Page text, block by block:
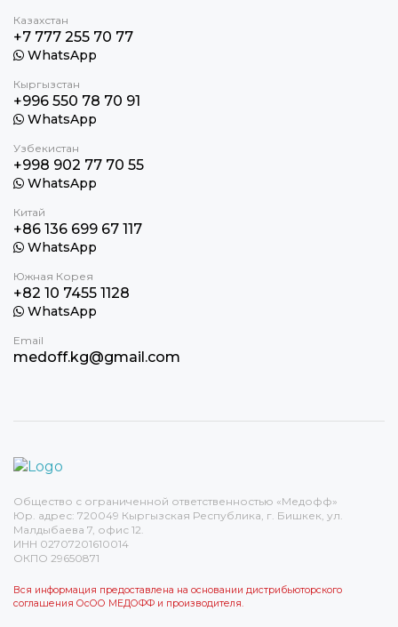
Казахстан
+7 777 255 70 77
WhatsApp
Кыргызстан
+996 550 78 70 91
WhatsApp
Узбекистан
+998 902 77 70 55
WhatsApp
Китай
+86 136 699 67 117
WhatsApp
Южная Корея
+82 10 7455 1128
WhatsApp
Email
medoff.kg@gmail.com
Общество с ограниченной ответственностью «Медофф»
Юр. адрес: 720049 Кыргызская Республика, г. Бишкек, ул.
Малдыбаева 7, офис 12.
ИНН 02707201610014
ОКПО 29650871
Вся информация предоставлена на основании дистрибьюторского
соглашения ОсОО МЕДОФФ и производителя.